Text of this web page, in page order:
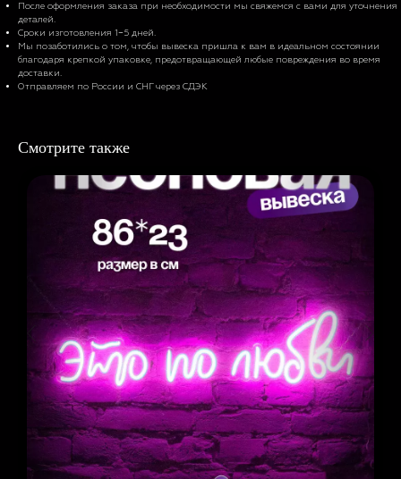
После оформления заказа при необходимости мы свяжемся с вами для уточнения
деталей.
Сроки изготовления 1−5 дней.
Мы позаботились о том, чтобы вывеска пришла к вам в идеальном состоянии
благодаря крепкой упаковке, предотвращающей любые повреждения во время
доставки.
Отправляем по России и СНГ через СДЭК
Смотрите также